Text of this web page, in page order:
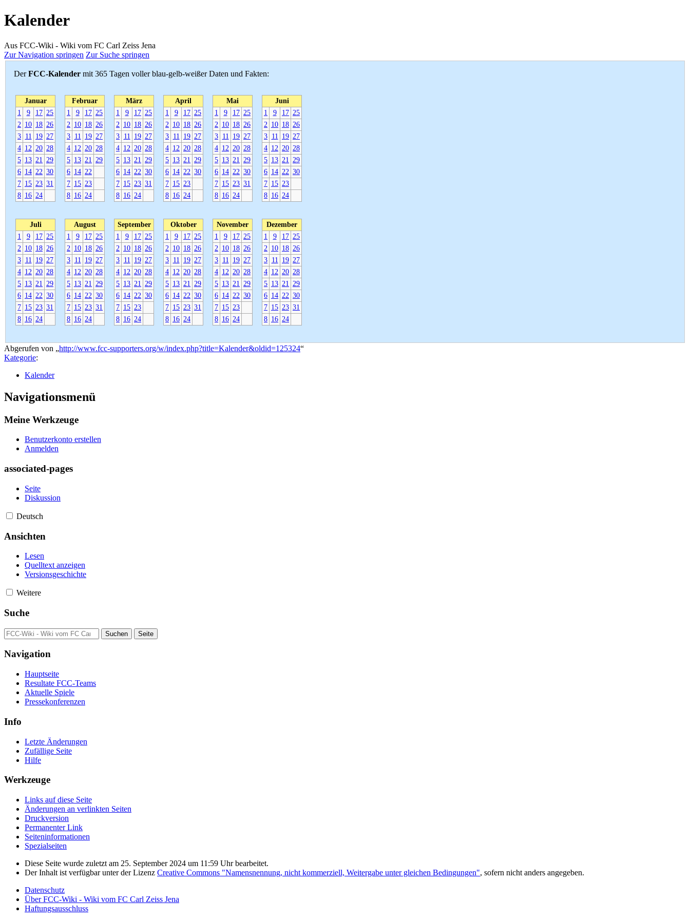
Kalender
Aus FCC-Wiki - Wiki vom FC Carl Zeiss Jena
Zur Navigation springen Zur Suche springen
DerFCC-Kalender mit 365 Tagen voller blau-gelb-weißer Daten und Fakten:
Januar
1
9 17 25
2 10 18 26
3 11 19 27
4 12 20 28
5 13 21 29
6 14 22 30
7 15 23 31
8 16 24
Februar
1
9 17 25
2 10 18 26
3 11 19 27
4 12 20 28
5 13 21 29
6 14 22
7 15 23
8 16 24
März
1
9 17 25
2 10 18 26
3 11 19 27
4 12 20 28
5 13 21 29
6 14 22 30
7 15 23 31
8 16 24
April
1
9 17 25
2 10 18 26
3 11 19 27
4 12 20 28
5 13 21 29
6 14 22 30
7 15 23
8 16 24
Mai
1
9 17 25
2 10 18 26
3 11 19 27
4 12 20 28
5 13 21 29
6 14 22 30
7 15 23 31
8 16 24
Juni
1
9 17 25
2 10 18 26
3 11 19 27
4 12 20 28
5 13 21 29
6 14 22 30
7 15 23
8 16 24
Juli
1
9 17 25
2 10 18 26
3 11 19 27
4 12 20 28
5 13 21 29
6 14 22 30
7 15 23 31
8 16 24
August
1
9 17 25
2 10 18 26
3 11 19 27
4 12 20 28
5 13 21 29
6 14 22 30
7 15 23 31
8 16 24
September
1
9 17 25
2 10 18 26
3 11 19 27
4 12 20 28
5 13 21 29
6 14 22 30
7 15 23
8 16 24
Oktober
1
9 17 25
2 10 18 26
3 11 19 27
4 12 20 28
5 13 21 29
6 14 22 30
7 15 23 31
8 16 24
November
1
9 17 25
2 10 18 26
3 11 19 27
4 12 20 28
5 13 21 29
6 14 22 30
7 15 23
8 16 24
Dezember
1
9 17 25
2 10 18 26
3 11 19 27
4 12 20 28
5 13 21 29
6 14 22 30
7 15 23 31
8 16 24
Abgerufen von „http://www.fcc-supporters.org/w/index.php?title=Kalender&oldid=125324“
Kategorie:
Kalender
Navigationsmenü
Meine Werkzeuge
Benutzerkonto erstellen
Anmelden
associated-pages
Seite
Diskussion
Deutsch
Ansichten
Lesen
Quelltext anzeigen
Versionsgeschichte
Weitere
Suche
Navigation
Hauptseite
Resultate FCC-Teams
Aktuelle Spiele
Pressekonferenzen
Info
Letzte Änderungen
Zufällige Seite
Hilfe
Werkzeuge
Links auf diese Seite
Änderungen an verlinkten Seiten
Druckversion
Permanenter Link
Seiten­­informationen
Spezialseiten
Diese Seite wurde zuletzt am 25. September 2024 um 11:59 Uhr bearbeitet.
Der Inhalt ist verfügbar unter der Lizenz Creative Commons "Namensnennung, nicht kommerziell, Weitergabe unter gleichen Bedingungen", sofern nicht anders angegeben.
Datenschutz
Über FCC-Wiki - Wiki vom FC Carl Zeiss Jena
Haftungsausschluss